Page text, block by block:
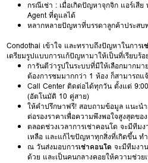
กรณีเช่า : เมื่อเกิดปัญหาจุกจิก แอร์เสี
Agent ที่ดูแลได้
หลากหลายปัญหาที่บรรดาลูกค้าประสบ
Condothai เข้าใจ และทราบถึงปัญหาในการเ
เตรียมรูปแบบการแก้ปัญหามาให้เป็นที่เรียบร้อ
การันตีว่ารูปในระบบที่มีให้เลือกมากม
ต้องการชมมากกว่า 1 ห้อง ก็สามารถแ
Call Center ติดต่อได้ทุกวัน ตั้งแต่
(อัตโนมัติ 10 คู่สาย)
ให้คำปรึกษาฟรี! สอบถามข้อมูล แนะน
ต่อรองราคาเพื่อความพึงพอใจสูงสุดขอ
ตลอดช่วงเวลาการเช่าคอนโด จะมีทีม
เหลือ และแก้ไขปัญหาทุกสิ่งที่เกิดขึ้น ท
ณ วันส่งมอบการเช่าคอนโด จะมีทีมงา
ด้วย และเป็นคนกลางคอยให้ความช่วย